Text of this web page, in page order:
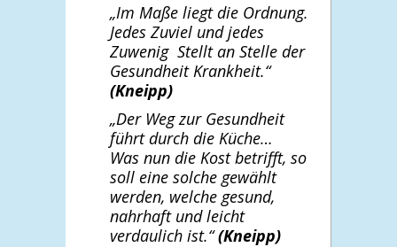
„Im Maße liegt die Ordnung.
Jedes Zuviel und jedes
Zuwenig Stellt an Stelle der
Gesundheit Krankheit.“
(Kneipp)
„Der Weg zur Gesundheit
führt durch die Küche…
Was nun die Kost betrifft, so
soll eine solche gewählt
werden, welche gesund,
nahrhaft und leicht
verdaulich ist.“(Kneipp)